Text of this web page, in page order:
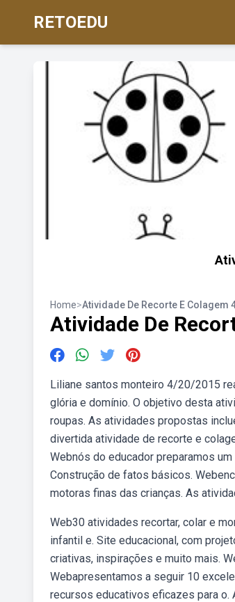
RETOEDU
Home>Atividade De Recorte E Colagem
Atividade De
Liliane santos monteiro 4/20/2015
glória e domínio. O objetivo desta
roupas. As atividades propostas
divertida atividade de recorte e
Webnós do educador preparamos
Construção de fatos básicos.
motoras finas das crianças. As
Web30 atividades recortar, colar e
infantil e. Site educacional, com
criativas, inspirações e muito mais.
Webapresentamos a seguir 10
recursos educativos eficazes para o.